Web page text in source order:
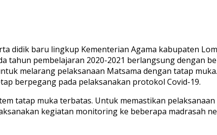
didik baru lingkup Kementerian Agama kabupaten
tahun pembelajaran 2020-2021 berlangsung dengan
melarang pelaksanaan Matsama dengan tatap
berpegang pada pelaksanakan protokol Covid-19.
tatap muka terbatas. Untuk memastikan
kegiatan monitoring ke beberapa madrasah